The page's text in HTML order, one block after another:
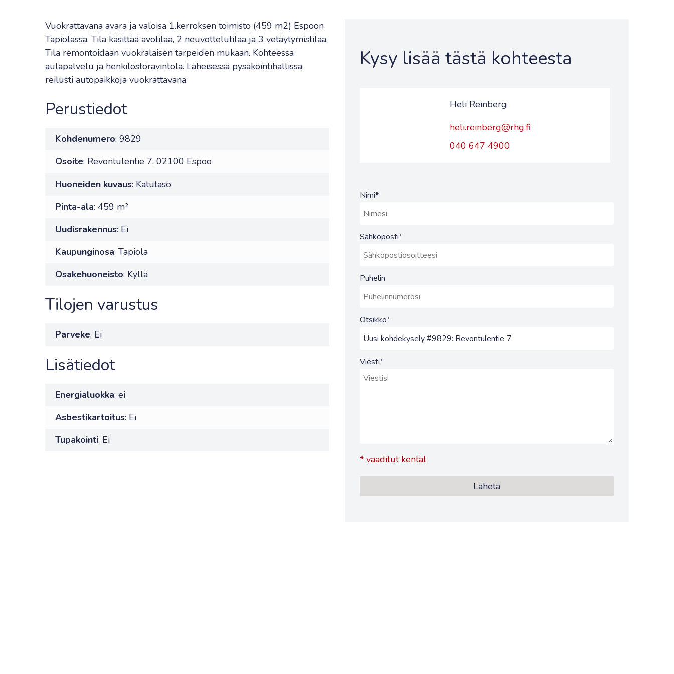
Vuokrattavana avara ja valoisa 1.kerroksen toimisto (459 m2) Espoon
Tapiolassa. Tila käsittää avotilaa, 2 neuvottelutilaa ja 3 vetäytymistilaa.
Tila remontoidaan vuokralaisen tarpeiden mukaan. Kohteessa
aulapalvelu ja henkilöstöravintola. Läheisessä pysäköintihallissa
reilusti autopaikkoja vuokrattavana.
Perustiedot
Kohdenumero: 9829
Osoite: Revontulentie 7, 02100 Espoo
Huoneiden kuvaus: Katutaso
Pinta-ala: 459 m²
Uudisrakennus: Ei
Kaupunginosa: Tapiola
Osakehuoneisto: Kyllä
Tilojen varustus
Parveke: Ei
Lisätiedot
Energialuokka: ei
Asbestikartoitus: Ei
Tupakointi: Ei
Kysy lisää tästä kohteesta
Heli Reinberg
heli.reinberg@rhg.fi
040 647 4900
Nimi*
Sähköposti*
Puhelin
Otsikko*
Viesti*
* vaaditut kentät